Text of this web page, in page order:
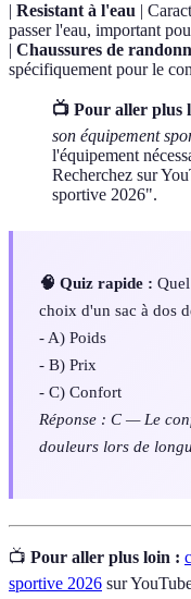
| Resistant à l'eau |
passer l'eau, important
| Chaussures de
spécifiquement pour le
📺 Pour aller plus
son équipement
l'équipement
Recherchez sur
sportive 2026".
🧠 Quiz rapide :
choix d'un sac à dos
- A) Poids
- B) Prix
- C) Confort
Réponse : C — Le
douleurs lors de
📺 Pour aller plus loin :
sportive 2026 sur